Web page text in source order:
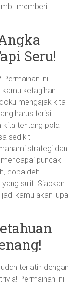
memberi
Seru!
Permainan ini
ketagihan.
mengajak kita
harus terisi
kita tentang pola
sedikit
strategi dan
puncak
coba deh
sulit. Siapkan
kamu akan lupa
terlatih dengan
Permainan ini